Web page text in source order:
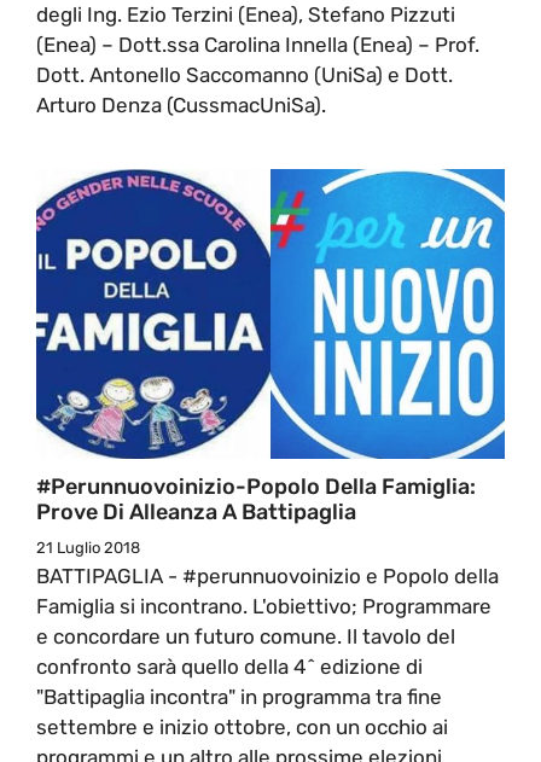
degli Ing. Ezio Terzini (Enea), Stefano Pizzuti
(Enea) – Dott.ssa Carolina Innella (Enea) – Prof.
Dott. Antonello Saccomanno (UniSa) e Dott.
Arturo Denza (CussmacUniSa).
#perunnuovoinizio-Popolo Della Famiglia:
Prove Di Alleanza A Battipaglia
21 Luglio 2018
BATTIPAGLIA - #perunnuovoinizio e Popolo della
Famiglia si incontrano. L'obiettivo; Programmare
e concordare un futuro comune. Il tavolo del
confronto sarà quello della 4^ edizione di
"Battipaglia incontra" in programma tra fine
settembre e inizio ottobre, con un occhio ai
programmi e un altro alle prossime elezioni